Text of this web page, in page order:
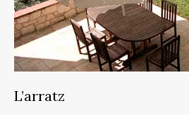
L’arratz